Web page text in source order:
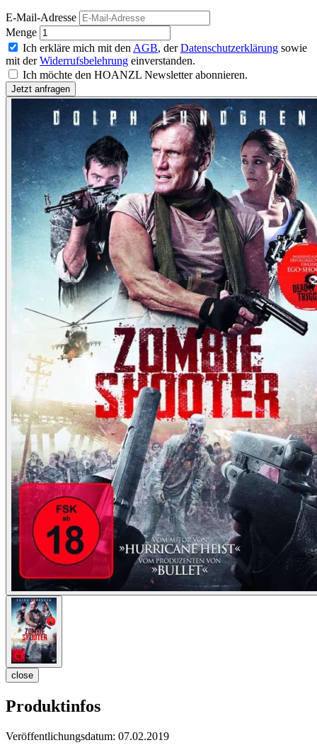
E-Mail-Adresse
Menge
Ich erkläre mich mit den AGB, derDatenschutzerklärung sowie
mit derWiderrufsbelehrung einverstanden.
Ich möchte den HOANZL Newsletter abonnieren.
close
Produktinfos
Veröffentlichungsdatum: 07.02.2019